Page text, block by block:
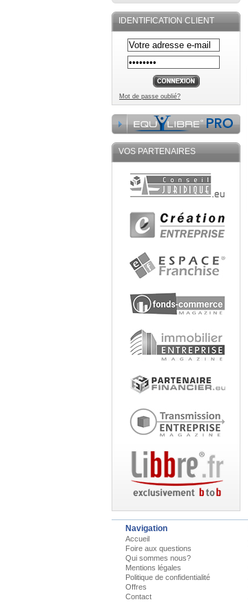
IDENTIFICATION CLIENT
Mot de passe oublié?
VOS PARTENAIRES
Navigation
Accueil
Foire aux questions
Qui sommes nous?
Mentions légales
Politique de confidentialité
Offres
Contact